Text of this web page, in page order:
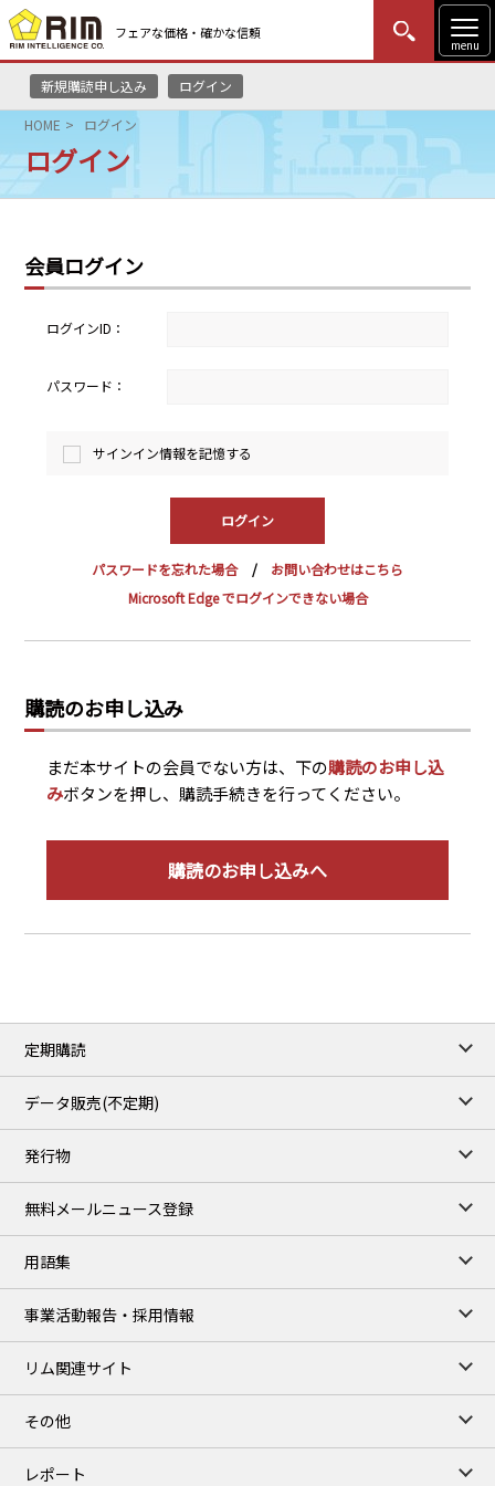
フェアな価格・確かな信頼
menu
新規購読申し込み ログイン
MENU
はじめての方
HOME
リムレポート
メソドロジー
研修・セミナー
採用情報
English Website
瑞姆亜太能源諮問(北京)
HOME ログイン
ログイン
会員ログイン
ログインID：
パスワード：
サインイン情報を記憶する
パスワードを忘れた場合
お問い合わせはこちら
Microsoft Edge でログインできない場合
購読のお申し込み
まだ本サイトの会員でない方は、下の購読のお申し込
みボタンを押し、購読手続きを行ってください。
購読のお申し込みへ
定期購読
データ販売(不定期)
発行物
無料メールニュース登録
用語集
事業活動報告・採用情報
リム関連サイト
その他
レポート